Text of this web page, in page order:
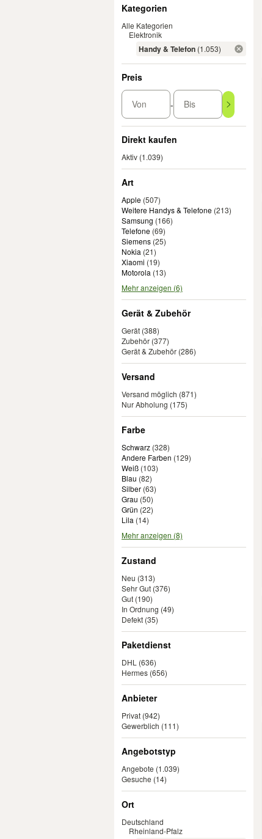
Kategorien
Alle Kategorien
Elektronik
Handy & Telefon (1.053)
Preis
Von - Bis
Direkt kaufen
Aktiv (1.039)
Art
Apple (507)
Weitere Handys & Telefone (213)
Samsung (166)
Telefone (69)
Siemens (25)
Nokia (21)
Xiaomi (19)
Motorola (13)
Mehr anzeigen (6)
Gerät & Zubehör
Gerät (388)
Zubehör (377)
Gerät & Zubehör (286)
Versand
Versand möglich (871)
Nur Abholung (175)
Farbe
Schwarz (328)
Andere Farben (129)
Weiß (103)
Blau (82)
Silber (63)
Grau (50)
Grün (22)
Lila (14)
Mehr anzeigen (8)
Zustand
Neu (313)
Sehr Gut (376)
Gut (190)
In Ordnung (49)
Defekt (35)
Paketdienst
DHL (636)
Hermes (656)
Anbieter
Privat (942)
Gewerblich (111)
Angebotstyp
Angebote (1.039)
Gesuche (14)
Ort
Deutschland
Rheinland-Pfalz